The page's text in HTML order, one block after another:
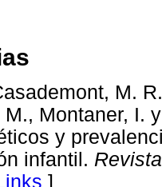
M.
Montaner, I.
y
infantil.
]